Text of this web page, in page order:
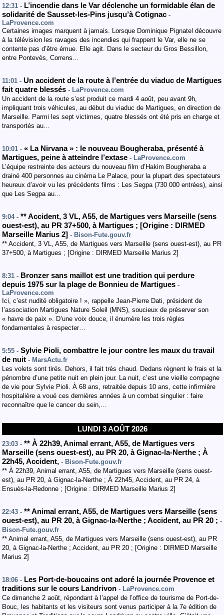
12:31 - L’incendie dans le Var déclenche un formidable élan de
solidarité de Sausset-les-Pins jusqu’à Cotignac -
LaProvence.com
Certaines images marquent à jamais. Lorsque Dominique Pignatel découvre
à la télévision les ravages des incendies qui frappent le Var, elle ne se
contente pas d’être émue. Elle agit. Dans le secteur du Gros Bessillon,
entre Pontevès, Correns…
11:01 - Un accident de la route à l’entrée du viaduc de Martigues
fait quatre blessés - LaProvence.com
Un accident de la route s’est produit ce mardi 4 août, peu avant 9h,
impliquant trois véhicules, au début du viaduc de Martigues, en direction de
Marseille. Parmi les sept victimes, quatre blessés ont été pris en charge et
transportés au…
10:01 - « La Nirvana » : le nouveau Bougheraba, présenté à
Martigues, peine à atteindre l’extase - LaProvence.com
L’équipe restreinte des acteurs du nouveau film d’Hakim Bougheraba a
drainé 400 personnes au cinéma Le Palace, pour la plupart des spectateurs
heureux d’avoir vu les précédents films : Les Segpa (730 000 entrées), ainsi
que Les Segpa au…
9:04 - **Accident, 3 VL,A55, de Martigues vers Marseille (sens
ouest-est), au PR 37+500, à Martigues ; [Origine : DIRMED
Marseille Marius 2] - Bison-Fute.gouv.fr
** Accident, 3 VL, A55, de Martigues vers Marseille (sens ouest-est), au PR
37+500, à Martigues ; [Origine : DIRMED Marseille Marius 2]
8:31 - Bronzer sans maillot est une tradition qui perdure
depuis 1975 sur la plage de Bonnieu de Martigues -
LaProvence.com
Ici, c’est nudité obligatoire ! », rappelle Jean-Pierre Dati, président de
l’association Martigues Nature Soleil (MNS), soucieux de préserver son
« havre de paix ». D’une voix douce, il énumère les trois règles
fondamentales à respecter…
5:55 - Sylvie Pioli, combattre le jour contre les maux du travail
de nuit - MarsActu.fr
Les volets sont tirés. Dehors, il fait très chaud. Dedans règnent le frais et la
pénombre d’une petite nuit en plein jour. La nuit, c’est une vieille compagne
de vie pour Sylvie Pioli. À 68 ans, retraitée depuis 10 ans, cette infirmière
hospitalière a voué ces dernières années à un combat singulier : faire
reconnaître que le cancer du sein,…
LUNDI 3 AOÛT 2026
23:03 - ** À 22h39,Animal errant,A55, de Martigues vers
Marseille (sens ouest-est), au PR 20, à Gignac-la-Nerthe ; À
22h45,Accident, - Bison-Fute.gouv.fr
** À 22h39, Animal errant, A55, de Martigues vers Marseille (sens ouest-
est), au PR 20, à Gignac-la-Nerthe ; À 22h45, Accident, au PR 24, à
Ensuès-la-Redonne ; [Origine : DIRMED Marseille Marius 2]
22:43 - **Animal errant,A55, de Martigues vers Marseille (sens
ouest-est), au PR 20, à Gignac-la-Nerthe ; Accident, au PR 20 ; -
Bison-Fute.gouv.fr
** Animal errant, A55, de Martigues vers Marseille (sens ouest-est), au PR
20, à Gignac-la-Nerthe ; Accident, au PR 20 ; [Origine : DIRMED Marseille
Marius 2]
18:06 - Les Port-de-boucains ont adoré la journée Provence et
traditions sur le cours Landrivon - LaProvence.com
Ce dimanche 2 août, répondant à l’appel de l’office de tourisme de Port-de-
Bouc, les habitants et les visiteurs sont venus participer à la 7e édition de